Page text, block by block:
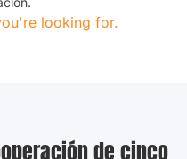
y acabados de alta